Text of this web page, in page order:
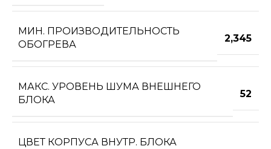
МИН. ПРОИЗВОДИТЕЛЬНОСТЬ
ОБОГРЕВА
2,345
МАКС. УРОВЕНЬ ШУМА ВНЕШНЕГО
БЛОКА
52
ЦВЕТ КОРПУСА ВНУТР. БЛОКА